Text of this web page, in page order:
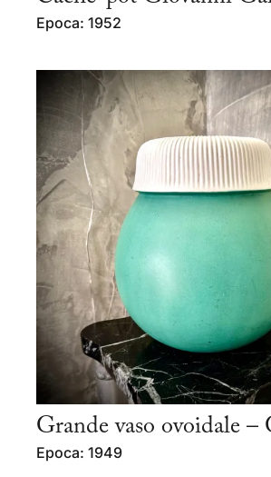
Epoca: 1952
Grande vaso ovoidale –
Epoca: 1949